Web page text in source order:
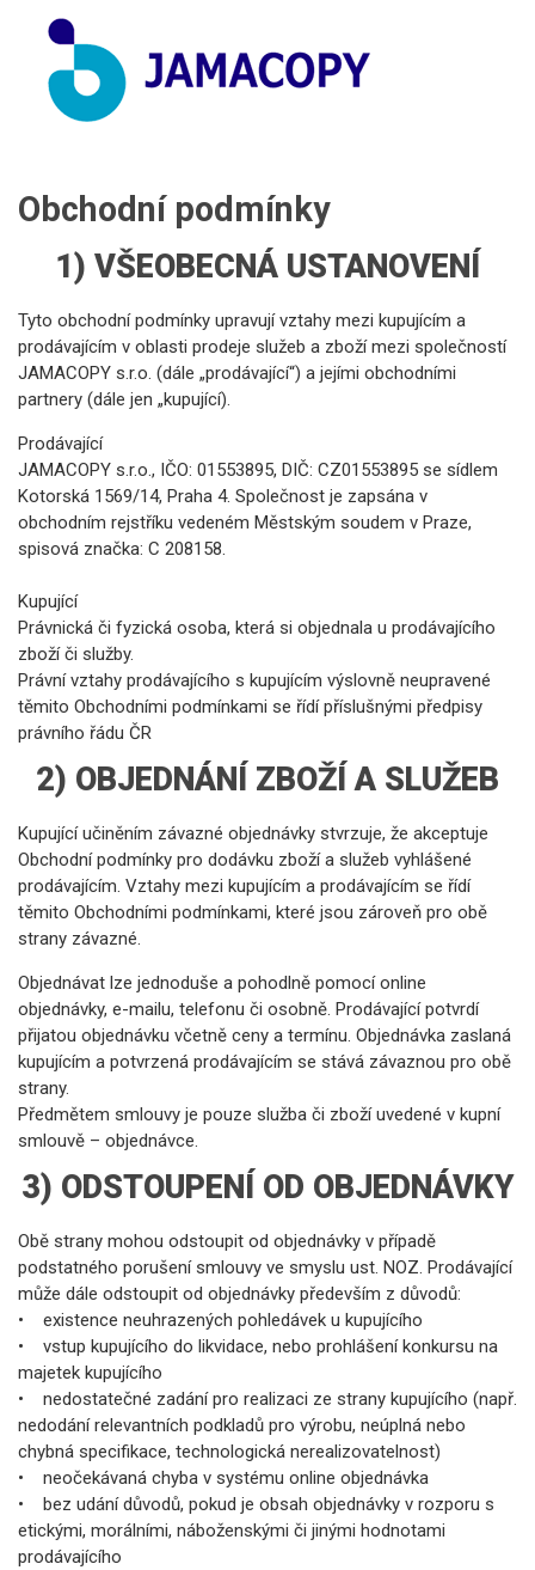
Obchodní podmínky
1) VŠEOBECNÁ USTANOVENÍ
Tyto obchodní podmínky upravují vztahy mezi kupujícím a
prodávajícím v oblasti prodeje služeb a zboží mezi společností
JAMACOPY s.r.o. (dále „prodávající“) a jejími obchodními
partnery (dále jen „kupující).
Prodávající
JAMACOPY s.r.o., IČO: 01553895, DIČ: CZ01553895 se sídlem
Kotorská 1569/14, Praha 4. Společnost je zapsána v
obchodním rejstříku vedeném Městským soudem v Praze,
spisová značka: C 208158.
Kupující
Právnická či fyzická osoba, která si objednala u prodávajícího
zboží či služby.
Právní vztahy prodávajícího s kupujícím výslovně neupravené
těmito Obchodními podmínkami se řídí příslušnými předpisy
právního řádu ČR
2) OBJEDNÁNÍ ZBOŽÍ A SLUŽEB
Kupující učiněním závazné objednávky stvrzuje, že akceptuje
Obchodní podmínky pro dodávku zboží a služeb vyhlášené
prodávajícím. Vztahy mezi kupujícím a prodávajícím se řídí
těmito Obchodními podmínkami, které jsou zároveň pro obě
strany závazné.
Objednávat lze jednoduše a pohodlně pomocí online
objednávky, e-mailu, telefonu či osobně. Prodávající potvrdí
přijatou objednávku včetně ceny a termínu. Objednávka zaslaná
kupujícím a potvrzená prodávajícím se stává závaznou pro obě
strany.
Předmětem smlouvy je pouze služba či zboží uvedené v kupní
smlouvě – objednávce.
3) ODSTOUPENÍ OD OBJEDNÁVKY
Obě strany mohou odstoupit od objednávky v případě
podstatného porušení smlouvy ve smyslu ust. NOZ. Prodávající
může dále odstoupit od objednávky především z důvodů:
• existence neuhrazených pohledávek u kupujícího
• vstup kupujícího do likvidace, nebo prohlášení konkursu na
majetek kupujícího
• nedostatečné zadání pro realizaci ze strany kupujícího (např.
nedodání relevantních podkladů pro výrobu, neúplná nebo
chybná specifikace, technologická nerealizovatelnost)
• neočekávaná chyba v systému online objednávka
• bez udání důvodů, pokud je obsah objednávky v rozporu s
etickými, morálními, náboženskými či jinými hodnotami
prodávajícího